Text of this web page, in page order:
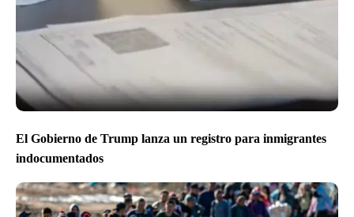
El Gobierno de Trump lanza un registro para inmigrantes
indocumentados